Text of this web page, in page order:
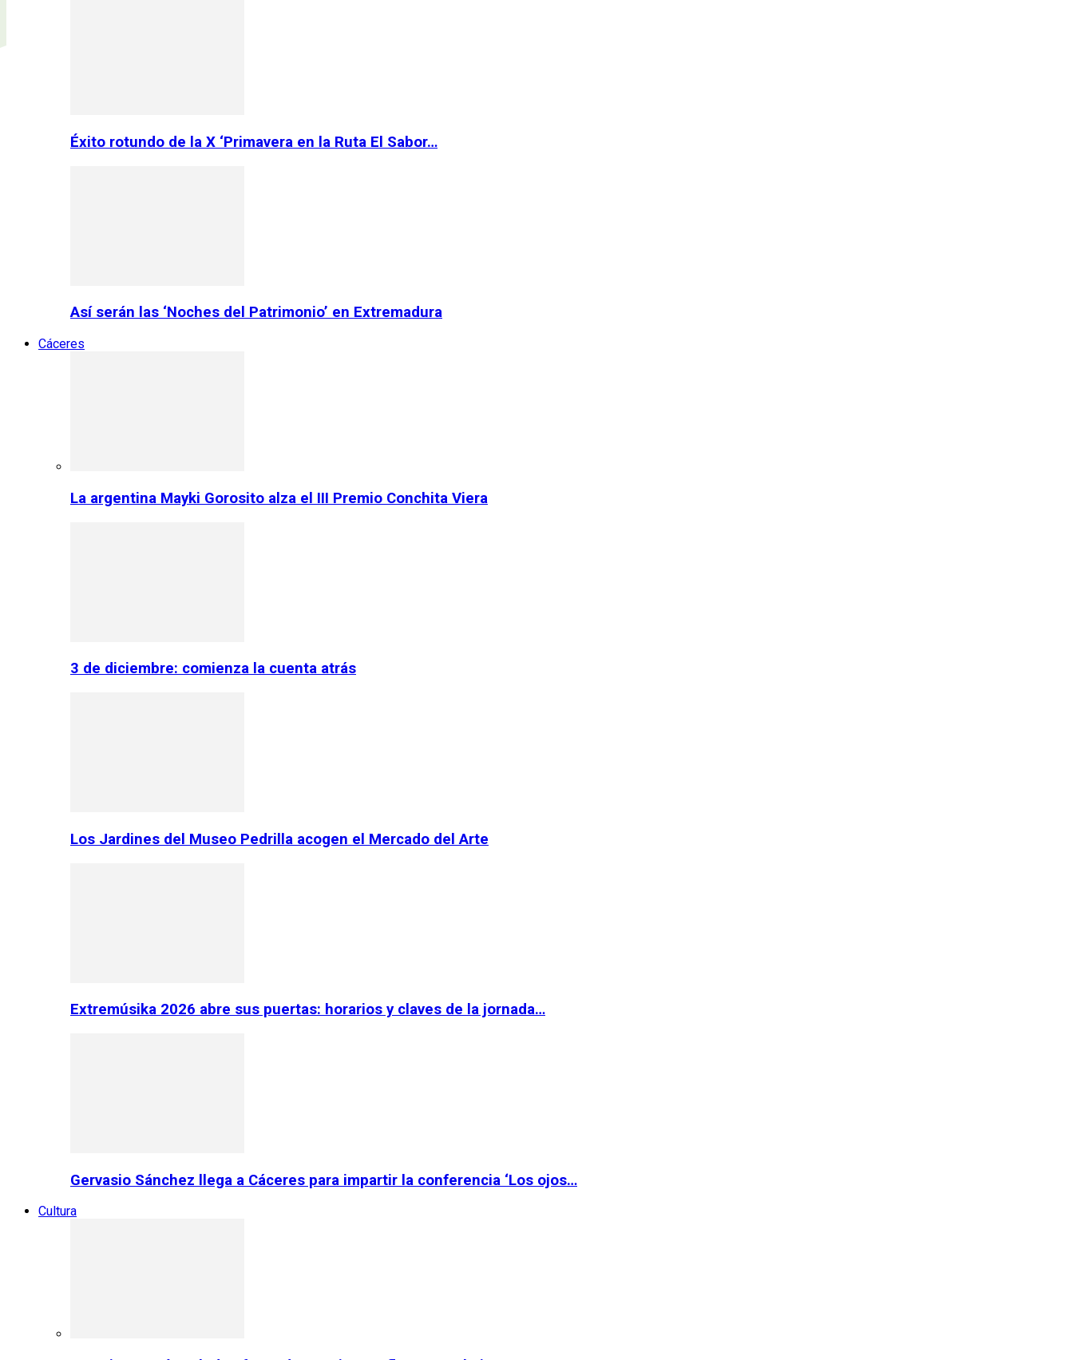
Éxito rotundo de la X ‘Primavera en la Ruta El Sabor…
Así serán las ‘Noches del Patrimonio’ en Extremadura
Cáceres
La argentina Mayki Gorosito alza el III Premio Conchita Viera
3 de diciembre: comienza la cuenta atrás
Los Jardines del Museo Pedrilla acogen el Mercado del Arte
Extremúsika 2026 abre sus puertas: horarios y claves de la jornada…
Gervasio Sánchez llega a Cáceres para impartir la conferencia ‘Los ojos…
Cultura